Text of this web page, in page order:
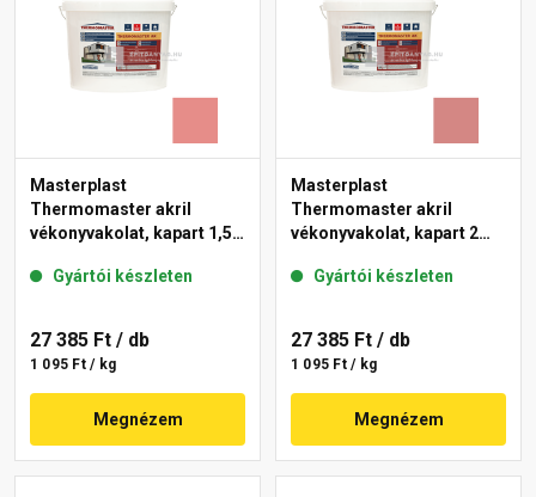
Masterplast
Thermomaster akril
vékonyvakolat, kapart 1,5
Gyártói készleten
27 385 Ft / db
1 095 Ft / kg
Megnézem
Masterplast
Thermomaster akril
vékonyvakolat, kapart 2
Gyártói készleten
27 385 Ft / db
1 095 Ft / kg
Megnézem